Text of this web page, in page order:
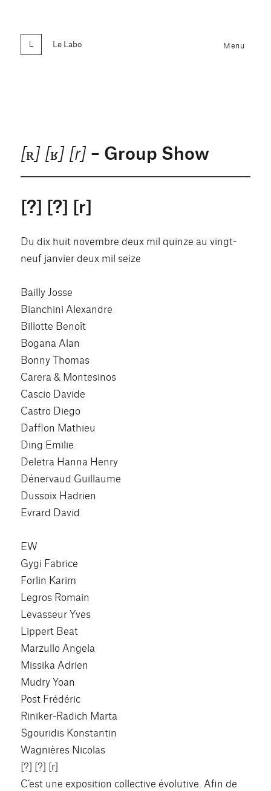
Le Labo Menu
[ʀ] [ʁ] [r] – Group Show
[?] [?] [r]
Du dix huit novembre deux mil quinze au vingt-
neuf janvier deux mil seize
Bailly Josse
Bianchini Alexandre
Billotte Benoît
Bogana Alan
Bonny Thomas
Carera & Montesinos
Cascio Davide
Castro Diego
Dafflon Mathieu
Ding Emilie
Deletra Hanna Henry
Dénervaud Guillaume
Dussoix Hadrien
Evrard David
EW
Gygi Fabrice
Forlin Karim
Legros Romain
Levasseur Yves
Lippert Beat
Marzullo Angela
Missika Adrien
Mudry Yoan
Post Frédéric
Riniker-Radich Marta
Sgouridis Konstantin
Wagnières Nicolas
[?] [?] [r]
C’est une exposition collective évolutive. Afin de